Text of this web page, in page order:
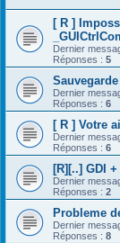
[ R ]
Dernier
Réponses : 5
Dernier
Réponses : 6
[ R ] Votre
Dernier
Réponses : 6
[R][..] GDI
Dernier
Réponses : 2
Probleme
Dernier
Réponses : 8